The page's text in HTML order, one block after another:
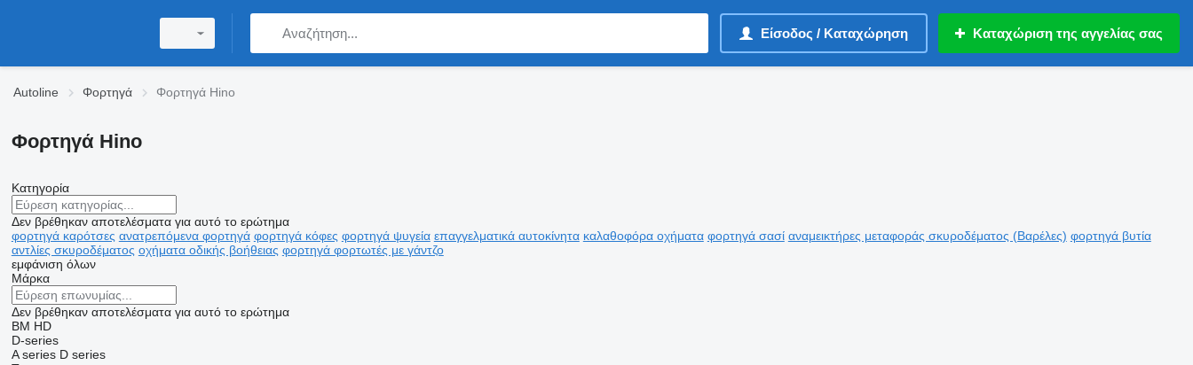
Είσοδος / Καταχώρηση Καταχώριση της αγγελίας σας
Autoline Φορτηγά Φορτηγά Hino
Φορτηγά Hino
Κατηγορία
Δεν βρέθηκαν αποτελέσματα για αυτό το ερώτημα
φορτηγά καρότσες ανατρεπόμενα φορτηγά φορτηγά κόφες φορτηγά ψυγεία επαγγελματικά αυτοκίνητα καλαθοφόρα οχήματα φορτηγά σασί αναμεικτήρες μεταφοράς σκυροδέματος (Βαρέλες) φορτηγά βυτία
αντλίες σκυροδέματος οχήματα οδικής βοήθειας φορτηγά φορτωτές με γάντζο
εμφάνιση όλων
Μάρκα
Δεν βρέθηκαν αποτελέσματα για αυτό το ερώτημα
BM HD
D-series
A series D series